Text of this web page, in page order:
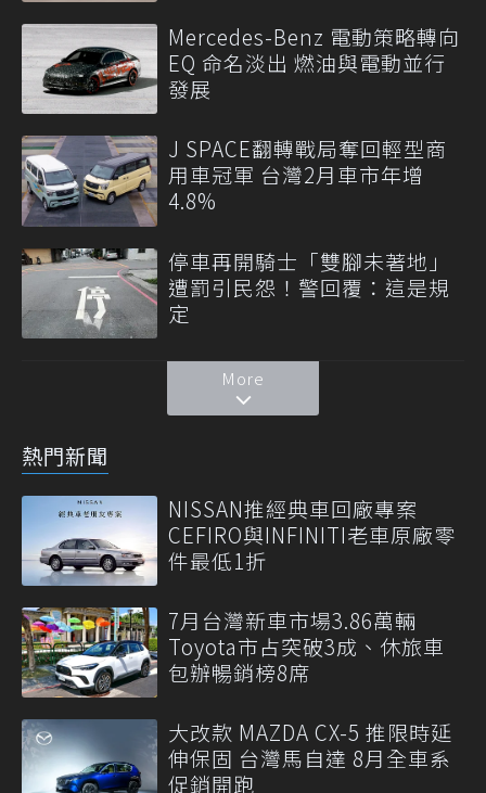
Mercedes-Benz 電動策略轉向
EQ 命名淡出 燃油與電動並行
發展
J SPACE翻轉戰局奪回輕型商
用車冠軍 台灣2月車市年增
4.8%
停車再開騎士「雙腳未著地」
遭罰引民怨！警回覆：這是規
定
More
熱門新聞
NISSAN推經典車回廠專案
CEFIRO與INFINITI老車原廠零
件最低1折
7月台灣新車市場3.86萬輛
Toyota市占突破3成、休旅車
包辦暢銷榜8席
大改款 MAZDA CX-5 推限時延
伸保固 台灣馬自達 8月全車系
促銷開跑